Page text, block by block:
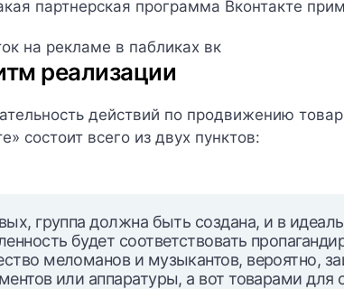
партнерская программа Вконтакте
реализации
действий по продвижению
состоит всего из двух пунктов:
группа должна быть создана, и в
будет соответствовать
меломанов и музыкантов, вероятно,
или аппаратуры, а вот товарами для